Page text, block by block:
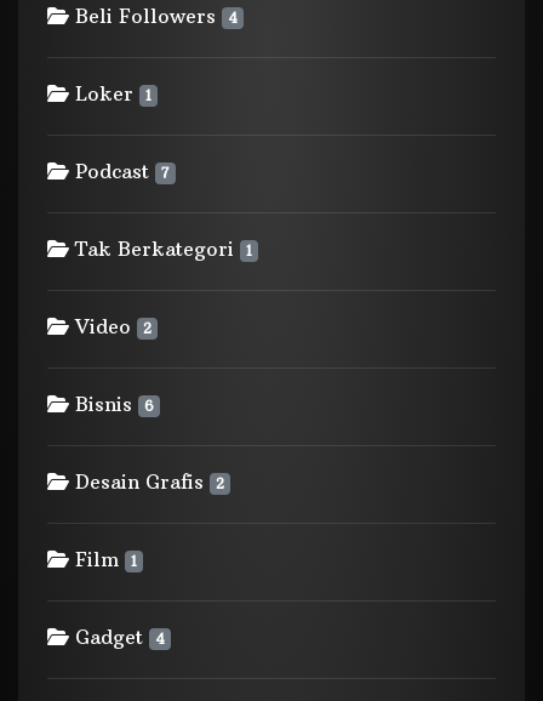
Beli Followers 4
Loker 1
Podcast 7
Tak Berkategori 1
Video 2
Bisnis 6
Desain Grafis 2
Film 1
Gadget 4